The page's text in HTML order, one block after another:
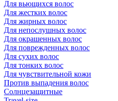
Для вьющихся волос
Для жестких волос
Для жирных волос
Для непослушных волос
Для окрашенных волос
Для поврежденных волос
Для сухих волос
Для тонких волос
Для чувствительной кожи
Против выпадения волос
Солнцезащитные